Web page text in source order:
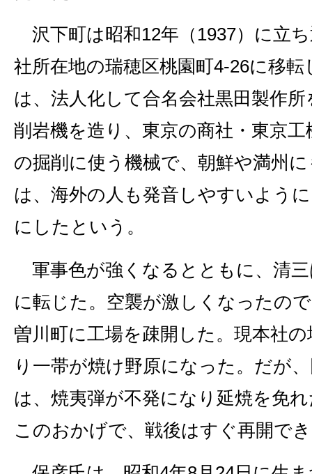
沢下町は昭和12年（1937）に立
社所在地の瑞穂区桃園町4‐26に移
は、法人化して合名会社黒田製作
削岩機を造り、東京の商社・東京
の掘削に使う機械で、朝鮮や満州
は、海外の人も発音しやすいよう
にしたという。
軍事色が強くなるとともに、清
に転じた。空襲が激しくなったの
曽川町に工場を疎開した。現本社
り一帯が焼け野原になった。だが
は、焼夷弾が不発になり延焼を免
このおかげで、戦後はすぐ再開で